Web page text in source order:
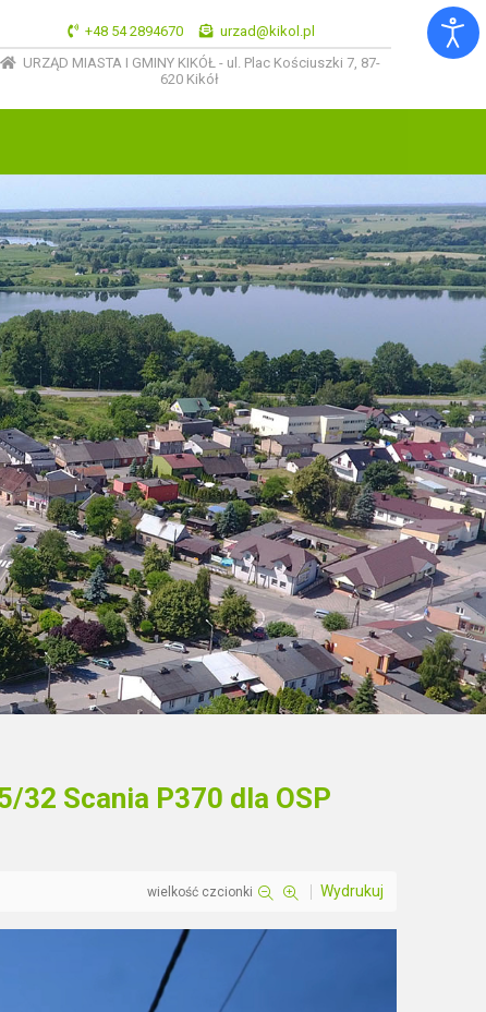
+48 54 2894670
urzad@kikol.pl
URZĄD MIASTA I GMINY KIKÓŁ - ul. Plac Kościuszki 7, 87-
620 Kikół
32 Scania P370 dla OSP
wielkość czcionki Wydrukuj